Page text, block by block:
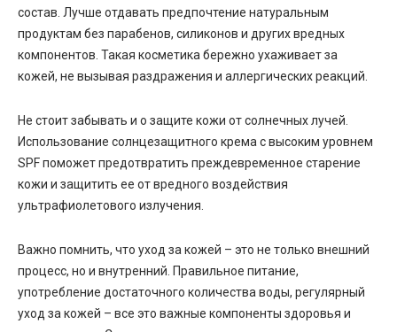
состав. Лучше отдавать предпочтение натуральным
продуктам без парабенов, силиконов и других вредных
компонентов. Такая косметика бережно ухаживает за
кожей, не вызывая раздражения и аллергических реакций.
Не стоит забывать и о защите кожи от солнечных лучей.
Использование солнцезащитного крема с высоким уровнем
SPF поможет предотвратить преждевременное старение
кожи и защитить ее от вредного воздействия
ультрафиолетового излучения.
Важно помнить, что уход за кожей – это не только внешний
процесс, но и внутренний. Правильное питание,
употребление достаточного количества воды, регулярный
уход за кожей – все это важные компоненты здоровья и